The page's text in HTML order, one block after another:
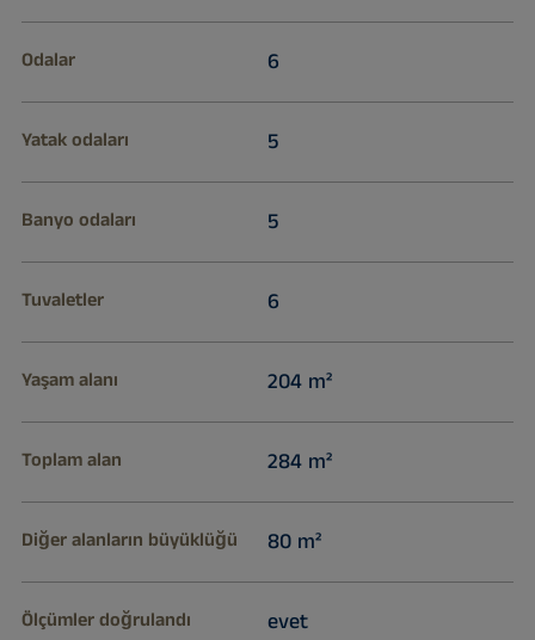
Odalar 6
Yatak odaları 5
Banyo odaları 5
Tuvaletler 6
Yaşam alanı 204 m²
Toplam alan 284 m²
Diğer alanların büyüklüğü 80 m²
Ölçümler doğrulandı evet